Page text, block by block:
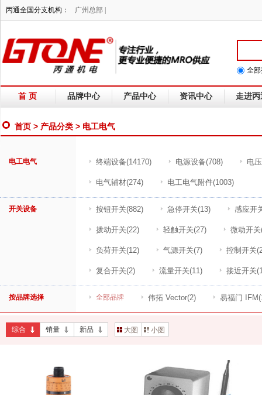
丙通全国分支机构： 广州总部 |
全
首 页 品牌中心 产品中心 资讯中心 走进丙
首页 > 产品分类 > 电工电气
电工电气 终端设备(14170) 电源设备(708) 电
电气辅材(274) 电工电气附件(1003)
开关设备 按钮开关(882) 急停开关(13) 感应开
拨动开关(22) 轻触开关(27) 微动开关
负荷开关(12) 气源开关(7) 控制开关
复合开关(2) 流量开关(11) 接近开关
按品牌选择 全部品牌 伟拓 Vector(2) 易福门 IFM
综合 销量 新品 大图 小图